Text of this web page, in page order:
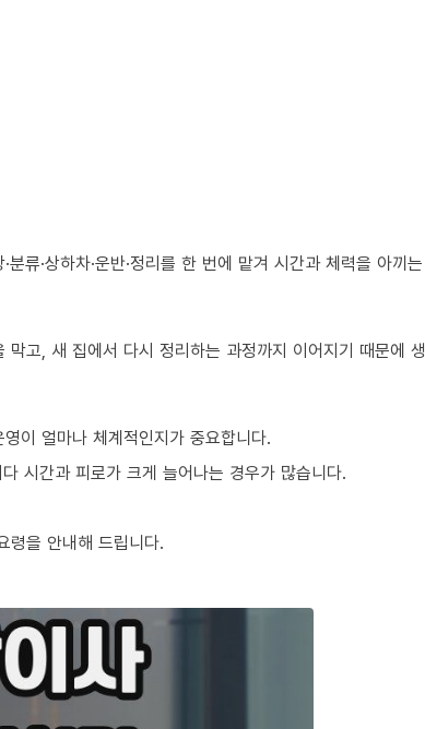
류·상하차·운반·정리를 한 번에 맡겨 시간과 체력을 아끼는
고, 새 집에서 다시 정리하는 과정까지 이어지기 때문에 생
이 얼마나 체계적인지가 중요합니다.
시간과 피로가 크게 늘어나는 경우가 많습니다.
령을 안내해 드립니다.